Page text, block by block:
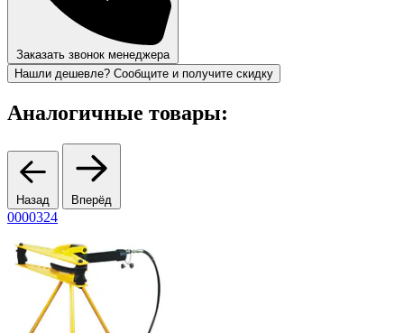
Заказать звонок менеджера
Нашли дешевле? Сообщите и получите скидку
Аналогичные товары:
Назад Вперёд
0000324